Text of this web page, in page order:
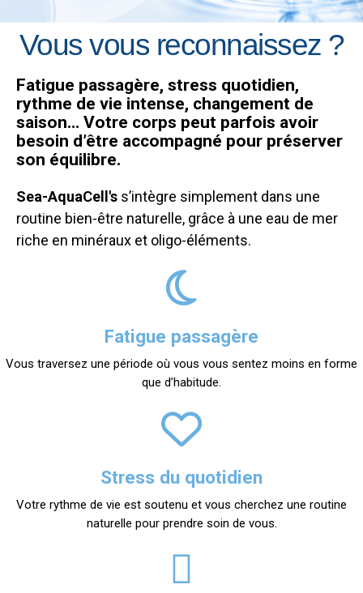
Vous vous reconnaissez ?
Fatigue passagère, stress quotidien,
rythme de vie intense, changement de
saison… Votre corps peut parfois avoir
besoin d’être accompagné pour préserver
son équilibre.
Sea-AquaCell's s’intègre simplement dans une
routine bien-être naturelle, grâce à une eau de mer
riche en minéraux et oligo-éléments.
Fatigue passagère
Vous traversez une période où vous vous sentez moins en forme
que d’habitude.
Stress du quotidien
Votre rythme de vie est soutenu et vous cherchez une routine
naturelle pour prendre soin de vous.